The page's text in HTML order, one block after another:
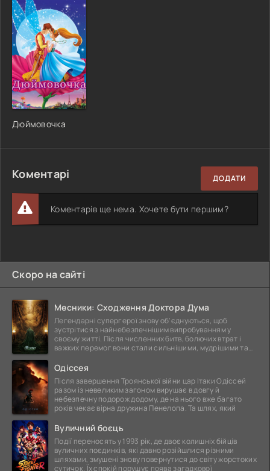
Дюймовочка
Коментарі ДОДАТИ
Коментарів ще нема. Хочете бути першим?
Скоро на сайті
Месники: Сходження Доктора Дума
Легендарні супергерої знову об'єднуються, щоб
зустрітися з найнебезпечнішим випробуванням у
своєму житті. Після численних битв, болючих втрат і
важких перемог вони стали сильнішими, мудрішими та
Одіссея
Після завершення Троянської війни цар Ітаки Одіссей
разом із невеликим загоном вирушає в довгу й
небезпечну подорож додому, де на нього вже багато
років чекає вірна дружина Пенелопа. Та шлях, який
Вуличний боєць
Події переносять у 1993 рік, де двоє колишніх бійців
вуличних поєдинків, які давно розійшлися різними
шляхами, змушені знову повернутися до світу жорстоких
сутичок. Їх спокій порушує поява загадкової